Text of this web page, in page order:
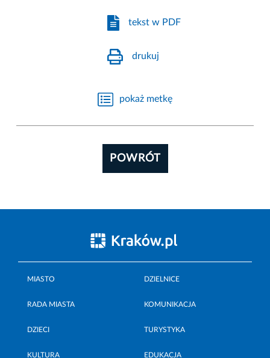
tekst w PDF
drukuj
pokaż metkę
POWRÓT
MIASTO DZIELNICE
RADA MIASTA KOMUNIKACJA
DZIECI TURYSTYKA
KULTURA EDUKACJA